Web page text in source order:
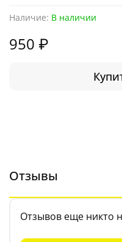
Наличие: В наличии
950 ₽
Отзывы
Отзывов еще никто